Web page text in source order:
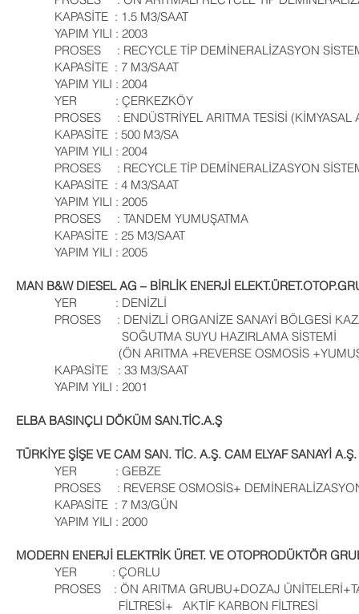
KAPASİTE : 1.5 M3/SAAT
YAPIM YILI : 2003
PROSES : RECYCLE TİP DEMİNERALİZASYON
KAPASİTE : 7 M3/SAAT
YAPIM YILI : 2004
YER : ÇERKEZKÖY
PROSES : ENDÜSTRİYEL ARITMA TESİSİ (KİMYASAL
KAPASİTE : 500 M3/SA
YAPIM YILI : 2004
PROSES : RECYCLE TİP DEMİNERALİZASYON
KAPASİTE : 4 M3/SAAT
YAPIM YILI : 2005
PROSES : TANDEM YUMUŞATMA
KAPASİTE : 25 M3/SAAT
YAPIM YILI : 2005
MAN B&W DIESEL AG – BİRLİK ENERJİ
YER : DENİZLİ
PROSES : DENİZLİ ORGANİZE SANAYİ BÖLGESİ
SOĞUTMA SUYU HAZIRLAMA SİSTEMİ
(ÖN ARITMA +REVERSE OSMOSİS
KAPASİTE : 33 M3/SAAT
YAPIM YILI : 2001
ELBA BASINÇLI DÖKÜM SAN.TİC.A.Ş
TÜRKİYE ŞİŞE VE CAM SAN. TİC. A.Ş. CAM ELYAF SANAYİ A.Ş.
YER : GEBZE
PROSES : REVERSE OSMOSİS+
KAPASİTE : 7 M3/GÜN
YAPIM YILI : 2000
MODERN ENERJİ ELEKTRİK ÜRET. VE OTOPRODÜKTÖR
YER : ÇORLU
PROSES : ÖN ARITMA GRUBU+DOZAJ
FİLTRESİ+ AKTİF KARBON FİLTRESİ